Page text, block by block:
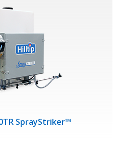
SprayStriker™